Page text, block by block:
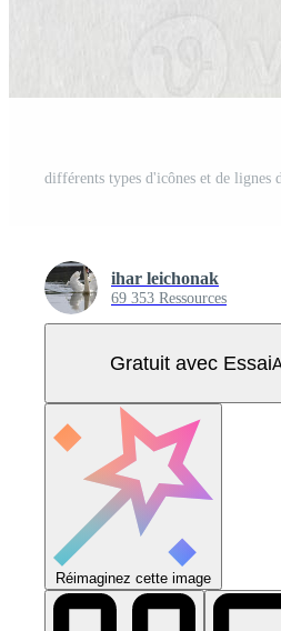
ihar leichonak
69 353 Ressources
Gratuit avec Essai
Réimaginez cette image